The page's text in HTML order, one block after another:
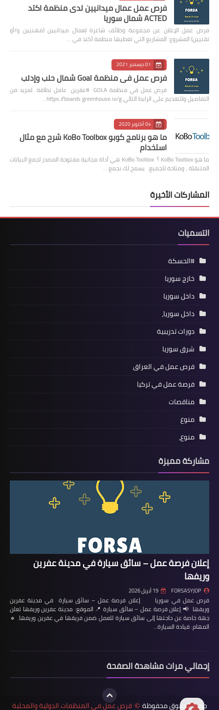
فرص عمل عمال ميدانيين لدى منظمة اكتد
ACTED شمال سوريا
فرص عمل الإعلان عن مجموعة وظائف شاغرة لعمال ميدانيين (مهنيين و/أو
تقنيين) المشروع: المشاريع التي تغطيها منظمة أكتد في …
01 ديسمبر 2021
فرص عمل في منظمة Goal شمال حلب وإدلب
فرص عمل في منظمة GOLA #عفرين عامل نظافة لمزيد من
التفاصيل وللتقديم على الرابط التالي https://boards.greenhouse.io/g…
04 أكتوبر 2020
ما هو برنامج كوبو KoBo Toolbox شرح مع مثال
استخدام
ما هو KoBo Toolbox ؟ KoBo Toolbox هي أداة مجانية مفتوحة المصدر لجمع البيانات
المتنقلة ، ومتاحة للجميع. يسمح لك بجمع …
المشاركات الأخيرة
التسميات
#الحسكة
خارج سوريا
داخل سوريا
داخل سوريا،
دورات تدريبية
شرق سوريا
فرص عمل في العراق
فرصة عمل في تركيا
مناقصات
منوع
منوع،
مشاركة مميزة
إعلان فرصة عمل – سائق سيارة في مدينة عفرين
وريفها
FORSASYJOP 19 أبريل 2026
فرص عمل في سوريا إعلان فرصة عمل – سائق سيارة في مدينة عفرين
وريفها 📢 إعلان فرصة عمل – سائق سيارة 📍 الموقع: مدينة عفرين وريفها تعلن
جهة خاصة عن حاجتها إلى سائق سيارة للعمل ضمن فريقها في عفرين وريفها. 🔹
المهام: قيادة السيارة…
إجمالي مرات مشاهدة الصفحة
جميع الحقوق محفوظة © فرص عمل في المنظمات الدولية والمحلية